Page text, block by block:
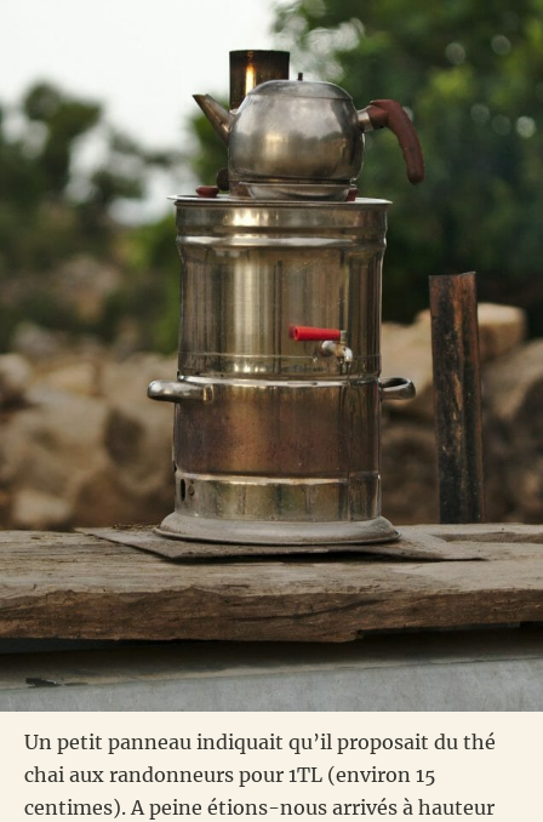
Un petit panneau indiquait qu’il proposait du thé
chai aux randonneurs pour 1TL (environ 15
centimes). A peine étions-nous arrivés à hauteur